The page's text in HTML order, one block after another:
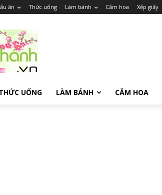
ăn Thức uống Làm bánh Cắm hoa Xếp giấy
UỐNG LÀM BÁNH CẮM HOA